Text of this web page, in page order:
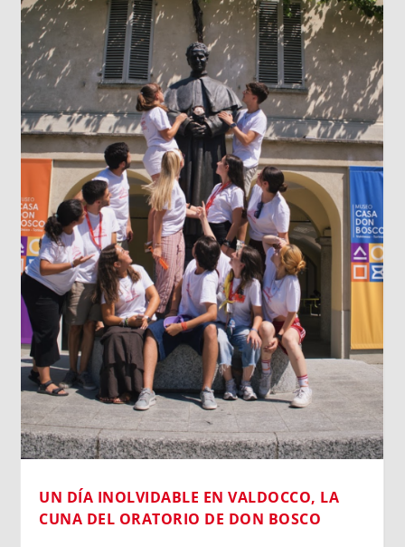
UN DÍA INOLVIDABLE EN VALDOCCO, LA
CUNA DEL ORATORIO DE DON BOSCO